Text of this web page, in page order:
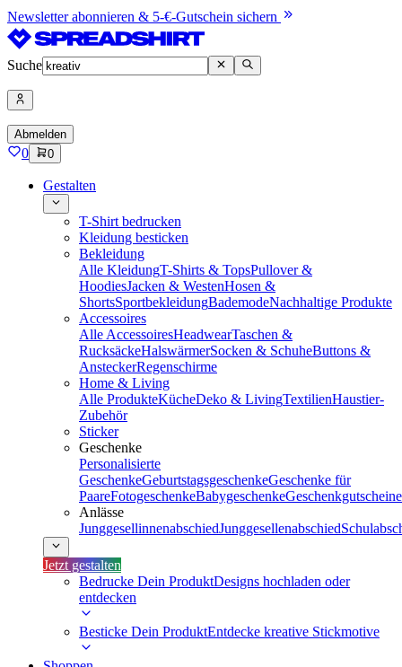
Newsletter abonnieren & 5-€-Gutschein sichern
Suche
Abmelden
0 0
Gestalten
T-Shirt bedrucken
Kleidung besticken
Bekleidung
Alle KleidungT-Shirts & TopsPullover &
HoodiesJacken & WestenHosen &
ShortsSportbekleidungBademodeNachhaltige Produkte
Accessoires
Alle AccessoiresHeadwearTaschen &
RucksäckeHalswärmerSocken & SchuheButtons &
AnsteckerRegenschirme
Home & Living
Alle ProdukteKücheDeko & LivingTextilienHaustier-
Zubehör
Sticker
Geschenke
Personalisierte
GeschenkeGeburtstagsgeschenkeGeschenke für
PaareFotogeschenkeBabygeschenkeGeschenkgutscheine
Anlässe
JunggesellinnenabschiedJunggesellenabschied
Jetzt gestalten
Bedrucke Dein ProduktDesigns hochladen oder
entdecken
Besticke Dein ProduktEntdecke kreative Stickmotive